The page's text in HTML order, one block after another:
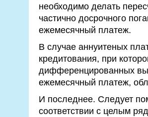
необходимо делать
частично досрочного
ежемесячный платеж.
В случае аннуитеных
кредитования, при
дифференцированных
ежемесячный платеж,
И последнее. Следует
соответствии с целым